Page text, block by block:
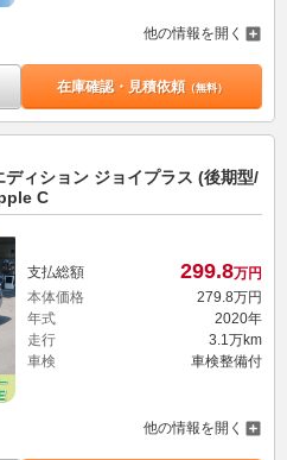
他の情報を開く
在庫確認・見積依頼（無料）
ィション ジョイプラス (後期型/
C
支払総額 299.8万円
本体価格
279. 8万円
年式
2020年
走行
3.1万km
車検
車検整備付
他の情報を開く